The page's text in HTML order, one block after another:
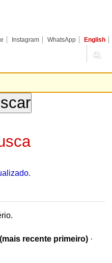
Instagram WhatsApp English
recente primeiro) ·